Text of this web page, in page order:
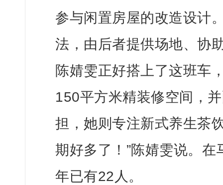
参与闲置房屋的改造设计
法，由后者提供场地、协
陈婧雯正好搭上了这班
150平方米精装修空间，
担，她则专注新式养生茶
期好多了！”陈婧雯说。 在
年已有22人。